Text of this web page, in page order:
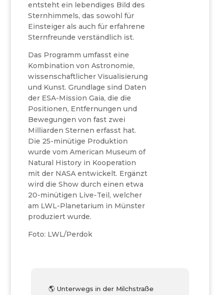
entsteht ein lebendiges Bild des
Sternhimmels, das sowohl für
Einsteiger als auch für erfahrene
Sternfreunde verständlich ist.
Das Programm umfasst eine
Kombination von Astronomie,
wissenschaftlicher Visualisierung
und Kunst. Grundlage sind Daten
der ESA-Mission Gaia, die die
Positionen, Entfernungen und
Bewegungen von fast zwei
Milliarden Sternen erfasst hat.
Die 25-minütige Produktion
wurde vom American Museum of
Natural History in Kooperation
mit der NASA entwickelt. Ergänzt
wird die Show durch einen etwa
20-minütigen Live-Teil, welcher
am LWL-Planetarium in Münster
produziert wurde.
Foto: LWL/Perdok
🌎 Unterwegs in der Milchstraße